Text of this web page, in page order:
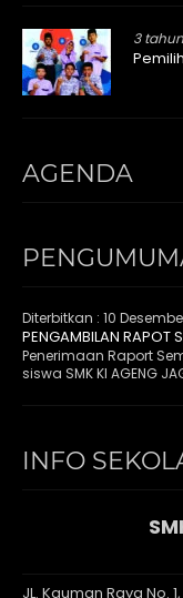
3
AGENDA
Diterbitkan : 10
PENGAMBILAN RAPOT
Penerimaan Raport
siswa SMK KI AGENG
INFO
JL. Kauman Raya No.